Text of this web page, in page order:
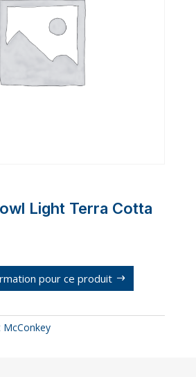
Light Terra Cotta
pour ce produit
McConkey